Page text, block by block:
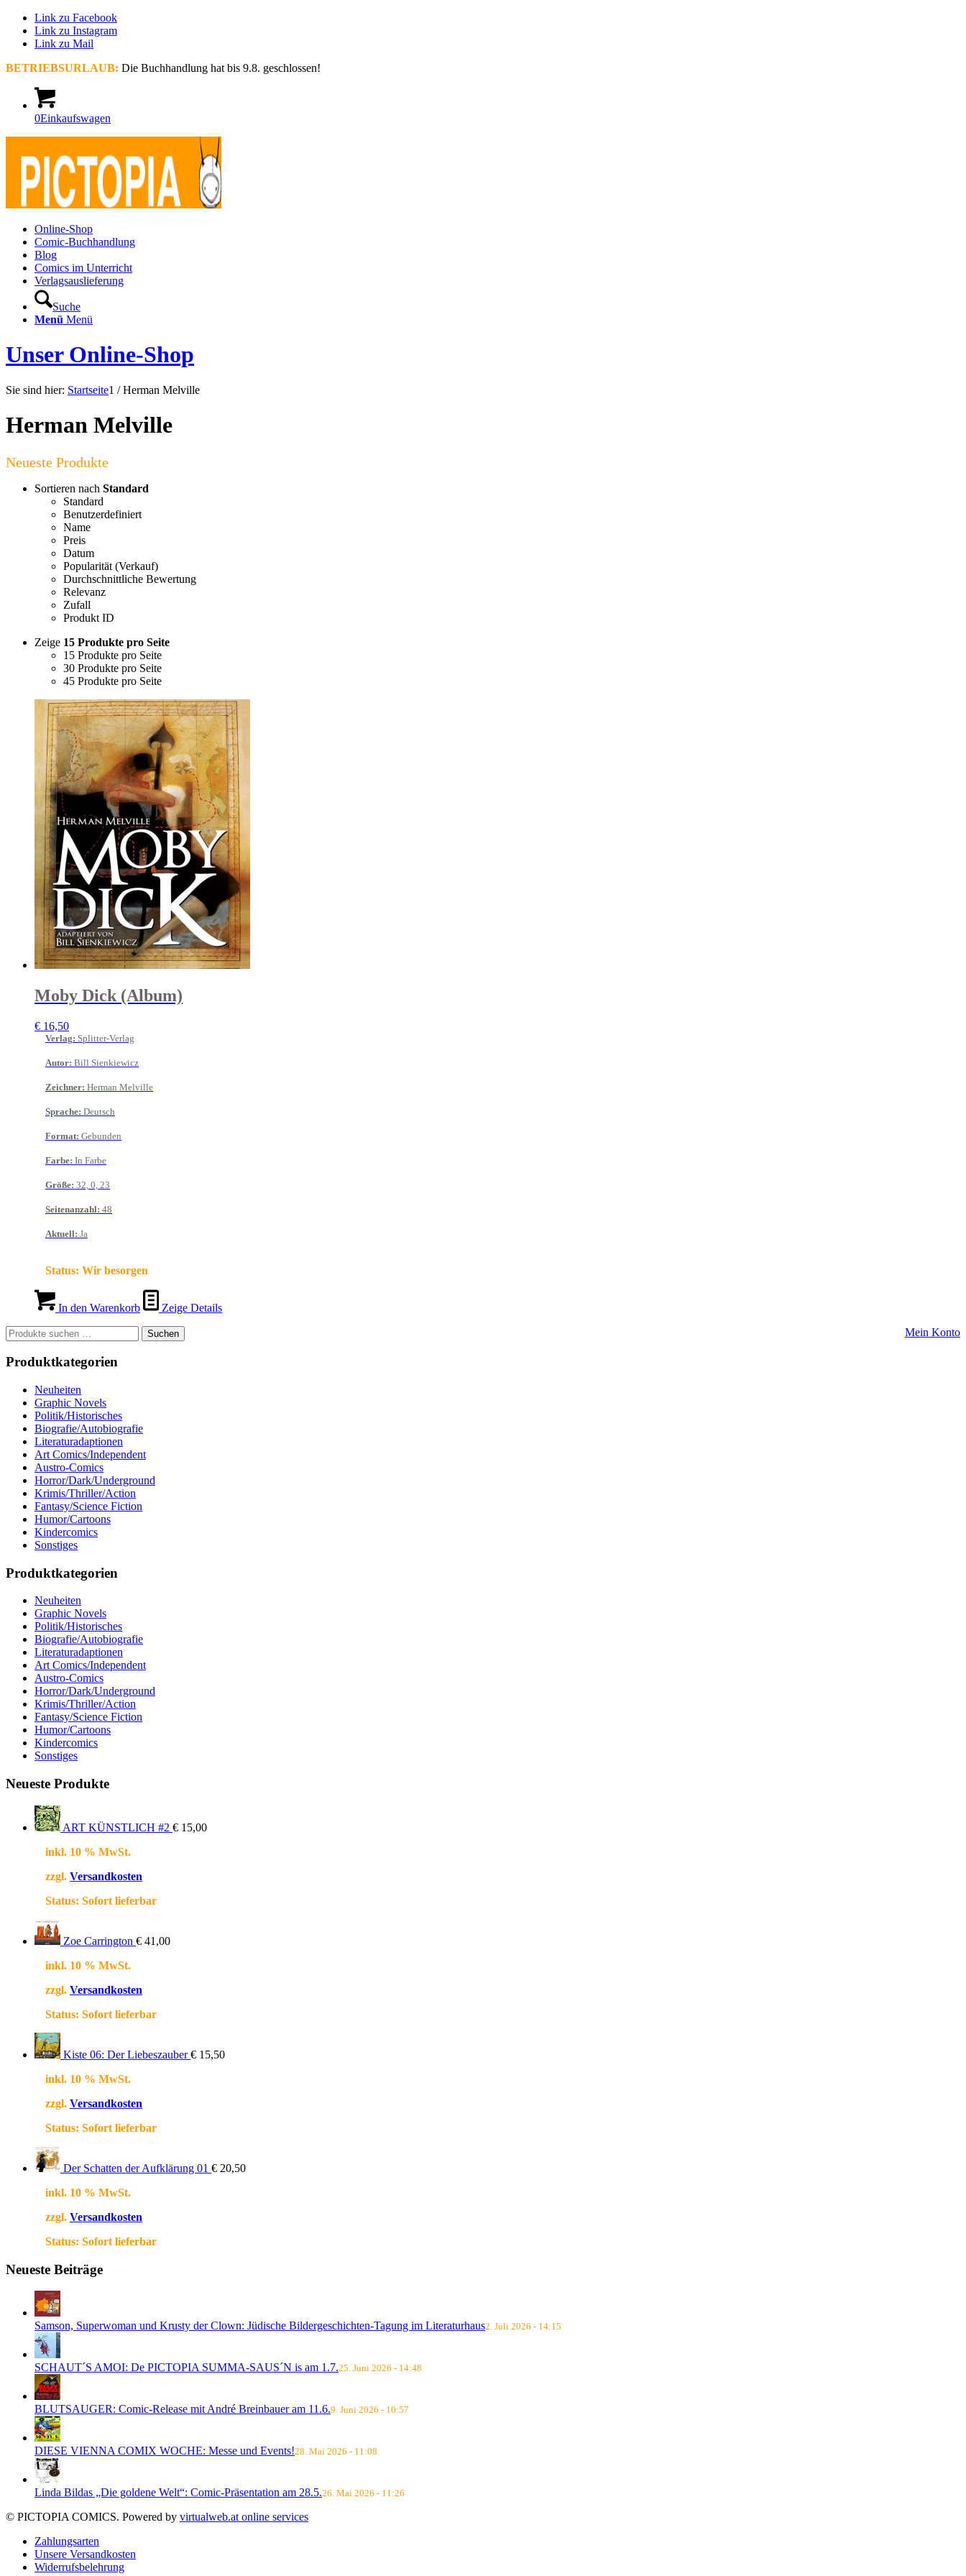
Link zu Facebook
Link zu Instagram
Link zu Mail
BETRIEBSURLAUB: Die Buchhandlung hat bis 9.8. geschlossen!
0Einkaufswagen
Online-Shop
Comic-Buchhandlung
Blog
Comics im Unterricht
Verlagsauslieferung
Suche
Menü Menü
Unser Online-Shop
Sie sind hier: Startseite1 / Herman Melville
Herman Melville
Sortieren nach Standard
Standard
Benutzerdefiniert
Name
Preis
Datum
Popularität (Verkauf)
Durchschnittliche Bewertung
Relevanz
Zufall
Produkt ID
Zeige 15 Produkte pro Seite
15 Produkte pro Seite
30 Produkte pro Seite
45 Produkte pro Seite
Moby Dick (Album)
€ 16,50
Verlag: Splitter-Verlag
Autor: Bill Sienkiewicz
Zeichner: Herman Melville
Sprache: Deutsch
Format: Gebunden
Farbe: In Farbe
Größe: 32, 0, 23
Seitenanzahl: 48
Aktuell: Ja
Status: Wir besorgen
In den Warenkorb
Zeige Details
Mein Konto
Suchen
nach:
Suchen
Produktkategorien
Neuheiten
Graphic Novels
Politik/Historisches
Biografie/Autobiografie
Literaturadaptionen
Art Comics/Independent
Austro-Comics
Horror/Dark/Underground
Krimis/Thriller/Action
Fantasy/Science Fiction
Humor/Cartoons
Kindercomics
Sonstiges
Produktkategorien
Neuheiten
Graphic Novels
Politik/Historisches
Biografie/Autobiografie
Literaturadaptionen
Art Comics/Independent
Austro-Comics
Horror/Dark/Underground
Krimis/Thriller/Action
Fantasy/Science Fiction
Humor/Cartoons
Kindercomics
Sonstiges
Neueste Produkte
ART KÜNSTLICH #2 € 15,00
inkl. 10 % MwSt.
zzgl. Versandkosten
Status: Sofort lieferbar
Zoe Carrington € 41,00
inkl. 10 % MwSt.
zzgl. Versandkosten
Status: Sofort lieferbar
Kiste 06: Der Liebeszauber € 15,50
inkl. 10 % MwSt.
zzgl. Versandkosten
Status: Sofort lieferbar
Der Schatten der Aufklärung 01 € 20,50
inkl. 10 % MwSt.
zzgl. Versandkosten
Status: Sofort lieferbar
Neueste Beiträge
Samson, Superwoman und Krusty der Clown: Jüdische Bildergeschichten-Tagung im Literaturhaus2. Juli 2026 - 14:15
SCHAUT´S AMOI: De PICTOPIA SUMMA-SAUS´N is am 1.7.25. Juni 2026 - 14:48
BLUTSAUGER: Comic-Release mit André Breinbauer am 11.6.9. Juni 2026 - 10:57
DIESE VIENNA COMIX WOCHE: Messe und Events!28. Mai 2026 - 11:08
Linda Bildas „Die goldene Welt“: Comic-Präsentation am 28.5.26. Mai 2026 - 11:26
© PICTOPIA COMICS. Powered by virtualweb.at online services
Zahlungsarten
Unsere Versandkosten
Widerrufsbelehrung